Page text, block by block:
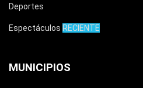
Deportes
Espectáculos RECIENTE
MUNICIPIOS